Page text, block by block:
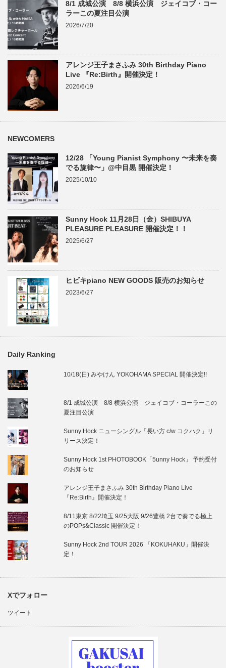
8/1 成城公演 8/8 横浜公演 ジェイコブ・コー
ラーこの夏注目公演
2026/7/20
アレンジ王子まさふみ 30th Birthday Piano
Live 『Re:Birth』開催決定！
2026/6/19
NEWCOMERS
12/28 「Young Pianist Symphony 〜未来を奏
でる旋律〜」@中目黒 開催決定！
2025/10/10
Sunny Hock 11月28日（金）SHIBUYA
PLEASURE PLEASURE 開催決定！！
2025/6/27
ヒビキpiano NEW GOODS 販売のお知らせ
2023/6/27
Daily Ranking
10/18(日) みやけん YOKOHAMA SPECIAL 開催決定!!
8/1 成城公演 8/8 横浜公演 ジェイコブ・コーラーこの
夏注目公演
Sunny Hock ニューシングル「長い方 c/w コクハク」リ
リース決定！
Sunny Hock 1st PHOTOBOOK「5unny Hock」 予約受付
のお知らせ
アレンジ王子まさふみ 30th Birthday Piano Live
『Re:Birth』開催決定！
8/11東京 8/22埼玉 9/25大阪 9/26豊橋 2台で奏でる極上
のPOPs&Classic 開催決定！
Sunny Hock 2nd TOUR 2026 「KOKUHAKU」開催決
定！
Xでフォロー
ツイート